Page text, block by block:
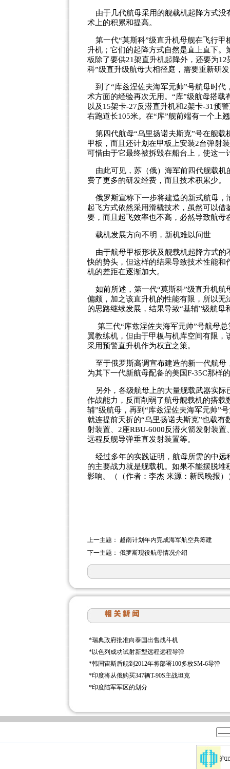
由于几代航母采用的舰载机起降方式没
术上的积累和提高。
第一代“莫斯科”级直升机母舰在飞行甲
升机；它们的起降方式自然是直上直下
板除了要供21架直升机起降外，还要为
科”级直升级航母大相径庭，需要重新研
到了“库兹涅佐夫海军元帅”号航母时代
术方面的经验再次无用。“库”级航母搭
以及15架卡-27反潜直升机和2架卡-31预
右跑道长105米。在“库”舰前端有一个上
第四代航母“乌里扬诺夫斯克”号在舰载
甲板，而且还计划在甲板上安装2台弹射
可惜由于它最终被拆毁在船台上，使这一
由此可见，苏（俄）海军前四代舰载机
费了更多的研发经费，而且技术积累少。
俄罗斯宣称下一步将建造的新式航母，
起飞方式依然采用滑橇技术，虽然可以
要，而且起飞效率也不高，必然导致航母
载机发展方向不明，新机难以问世
由于航母甲板形状及舰载机起降方式的
快的势头，但这样的结果导致技术性能
机的差距在逐渐加大。
如前所述，第一代“莫斯科”级直升机航
偏颇，加之该直升机的性能有限，所以
的思路继续发展，结果导致“基辅”级航
第三代“库兹涅佐夫海军元帅”号航母
翼教练机，但由于甲板与机库空间有限
采用预警直升机作为权宜之策。
至于俄罗斯高调宣布建造的新一代航母
为其下一代新航母配备的美国F-35C那样
另外，各级航母上的大量舰载武器实际
作战能力，反而削弱了航母舰载机的搭载
辅”级航母，再到“库兹涅佐夫海军元帅”
就连提前夭折的“乌里扬诺夫斯克”也载
射装置、2座RBU-6000反潜火箭发射装
远程反舰导弹垂直发射装置等。
经过多年的实践证明，航母所需的中远
的主要战力就是舰载机。如果不能摆脱
影响。（（作者：李杰 来源：新民晚报）
上一主题： 越南计划年内完成海军航空兵筹建
下一主题： 俄罗斯现役航母情况介绍
*瑞典政府批准向泰国出售战斗机
*以色列成功试射新型远程远程导弹
*韩国宙斯盾舰到2012年将部署100多枚SM-6导弹
*印度将从俄购买347辆T-90S主战坦克
*印度陆军军区的划分